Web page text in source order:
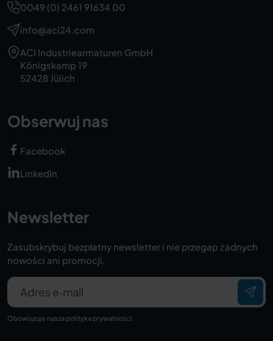
0049 (0) 2461 91634 00
info@aci24.com
ACI Industriearmaturen GmbH
Königskamp 19
52428 Jülich
Obserwuj nas
Facebook
LinkedIn
Newsletter
Zasubskrybuj bezpłatny newsletter i nie przegap żadnych
nowości ani promocji.
Adres e‑mail
Obowiązuje nasza polityka prywatności